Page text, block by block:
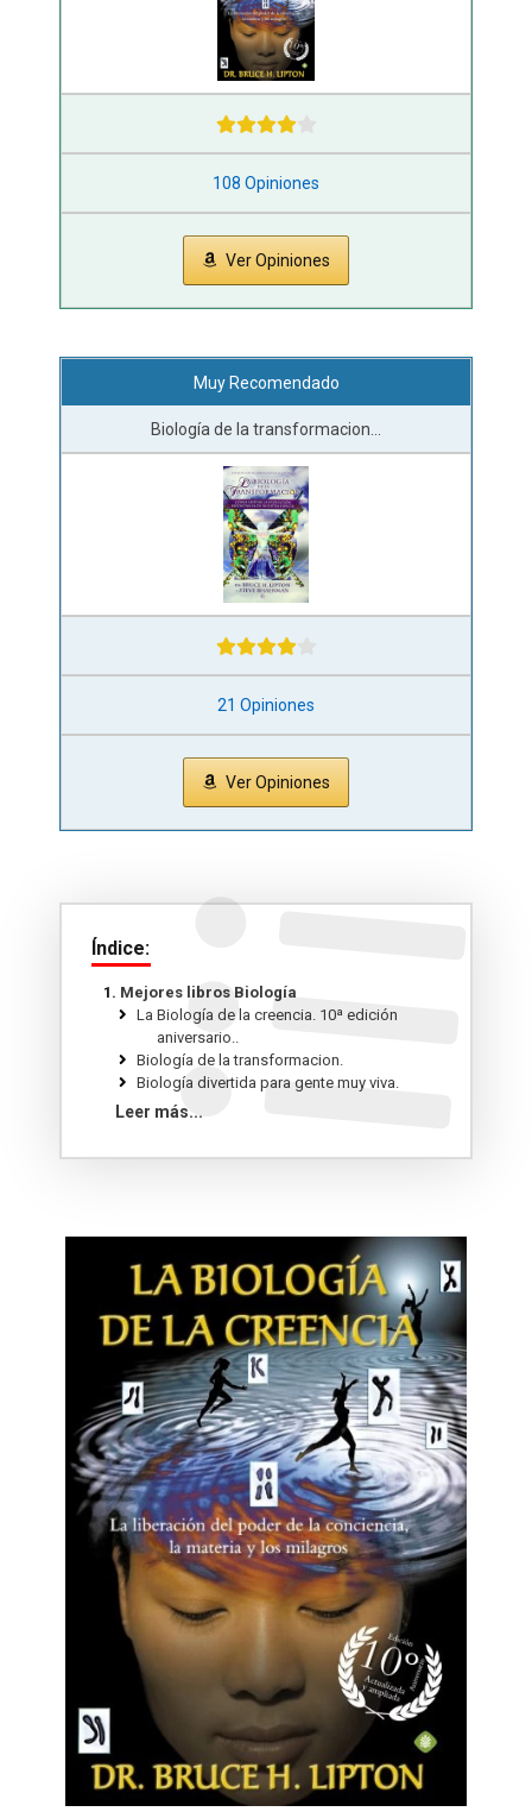
108 Opiniones
Ver Opiniones
Muy Recomendado
Biología de la transformacion...
21 Opiniones
Ver Opiniones
Índice:
Mejores libros Biología
La Biología de la creencia. 10ª edición
aniversario..
Biología de la transformacion.
Biología divertida para gente muy viva.
El libro de la Biología.
Leer más...